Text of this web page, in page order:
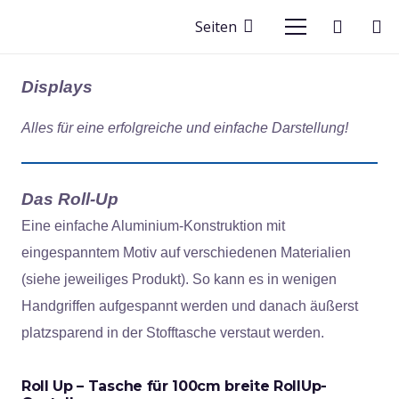
Seiten
Displays
Alles für eine erfolgreiche und einfache Darstellung!
Das Roll-Up
Eine einfache Aluminium-Konstruktion mit
eingespanntem Motiv auf verschiedenen Materialien
(siehe jeweiliges Produkt). So kann es in wenigen
Handgriffen aufgespannt werden und danach äußerst
platzsparend in der Stofftasche verstaut werden.
Roll Up – Tasche für 100cm breite RollUp-